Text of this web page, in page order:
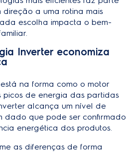
a uma rotina mais
escolha impacta o bem-
Inverter economiza
na forma como o motor
picos de energia das partidas
alcança um nível de
dado que pode ser confirmado
energética dos produtos.
as diferenças de forma